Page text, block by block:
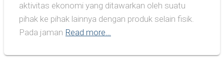
aktivitas ekonomi yang ditawarkan oleh suatu
pihak ke pihak lainnya dengan produk selain fisik.
Pada jaman Read more…